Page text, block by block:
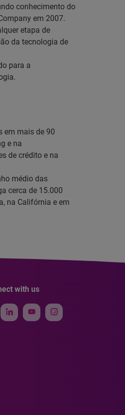
conhecimento do
em 2007.
etapa de
da tecnologia de
para a
em mais de 90
e na
de crédito e na
médio das
cerca de 15.000
na Califórnia e em
with us